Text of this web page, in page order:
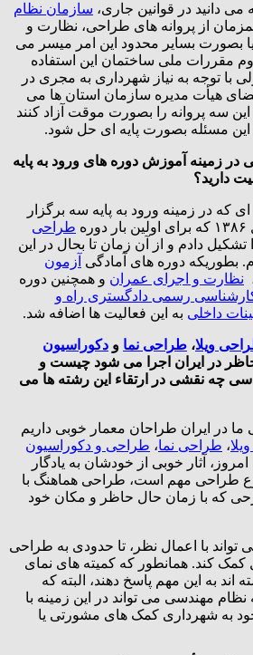
دانید در قوانین جاری، سازمان نظام
از پروانه های طراحی، نظارت و
یا بصورت بسایر محدود این امر میسر می
مقررات ملی ساختمان این استفاده
توجه به نیاز شهرداری به مجری در
هیأت مدیره سازمان استان ها می
این سه پروانه را بصورت موقت آزاد کنند
مسئله بصورت پایه ای حل شود.
در زمینه آموزش دوره های ورود به پایه
دارید؟
که در زمینه ورود به پایه سه برگزار
طراحی
تشکیل دادم و از آن زمان تا بحال در این
بطوریکه دوره های آمادگی آزمون
نظارت و اجرای عمران و همچنین دوره
رسمی دادگستری راه و
داخلی به این فعالیت ها اضافه شد.
ویلا، طراحی نما و دکوراسیون
در ایران اجرا می شود چیست و
چه نقشی در ارتقاء این رشته ها می
در ایران طراحان معمار خوبی داریم
، طراحی نما، طراحی و دکوراسیون
امروز، آثار خوبی از خودشان به یادگار
نوع طراحی مهم است، طراحی هماهنگ با
که با زمان حال حاظر و مکان خود
تواند با اعمال نظر، تا حدودی به طراحی
کند. همانطور که کمیته های نمای
اند به این مهم پاسخ دهند، البته که
مهندسی می تواند در این زمینه با
به شهرداری کمک های مشورتی یا